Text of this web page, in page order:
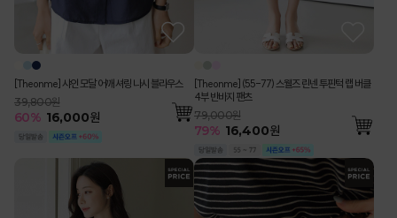
[Theonme] 샤인 모달 어깨 셔링 나시 블라우스
39,800원
60% 16,000원
[Theonme] (55-77) 스웰즈 린넨 투핀턱 랩 버클
4부 반바지 팬츠
79,000원
79% 16,400원